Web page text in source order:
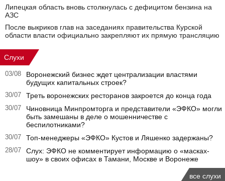
Липецкая область вновь столкнулась с дефицитом бензина на
АЗС
После выкриков глав на заседаниях правительства Курской
области власти официально закрепляют их прямую трансляцию
Слухи
03/08
Воронежский бизнес ждет централизации властями
будущих капитальных строек?
30/07 Треть воронежских ресторанов закроется до конца года
30/07
Чиновница Минпромторга и представители «ЭФКО» могли
быть замешаны в деле о мошенничестве с
беспилотниками?
30/07 Топ-менеджеры «ЭФКО» Кустов и Ляшенко задержаны?
28/07
Слух: ЭФКО не комментирует информацию о «масках-
шоу» в своих офисах в Тамани, Москве и Воронеже
все слухи